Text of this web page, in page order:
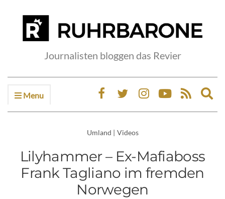
Journalisten bloggen das Revier
Menu
Umland | Videos
Lilyhammer – Ex-Mafiaboss
Frank Tagliano im fremden
Norwegen